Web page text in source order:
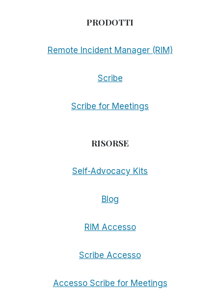
PRODOTTI
Remote Incident Manager (RIM)
Scribe
Scribe for Meetings
RISORSE
Self-Advocacy Kits
Blog
RIM Accesso
Scribe Accesso
Accesso Scribe for Meetings